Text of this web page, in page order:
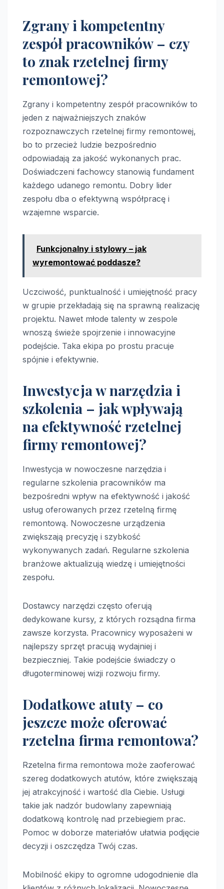
Zgrany i kompetentny
zespół pracowników – czy
to znak rzetelnej firmy
remontowej?
Zgrany i kompetentny zespół pracowników to
jeden z najważniejszych znaków
rozpoznawczych rzetelnej firmy remontowej,
bo to przecież ludzie bezpośrednio
odpowiadają za jakość wykonanych prac.
Doświadczeni fachowcy stanowią fundament
każdego udanego remontu. Dobry lider
zespołu dba o efektywną współpracę i
wzajemne wsparcie.
Funkcjonalny i stylowy – jak
wyremontować poddasze?
Uczciwość, punktualność i umiejętność pracy
w grupie przekładają się na sprawną realizację
projektu. Nawet młode talenty w zespole
wnoszą świeże spojrzenie i innowacyjne
podejście. Taka ekipa po prostu pracuje
spójnie i efektywnie.
Inwestycja w narzędzia i
szkolenia – jak wpływają
na efektywność rzetelnej
firmy remontowej?
Inwestycja w nowoczesne narzędzia i
regularne szkolenia pracowników ma
bezpośredni wpływ na efektywność i jakość
usług oferowanych przez rzetelną firmę
remontową. Nowoczesne urządzenia
zwiększają precyzję i szybkość
wykonywanych zadań. Regularne szkolenia
branżowe aktualizują wiedzę i umiejętności
zespołu.
Dostawcy narzędzi często oferują
dedykowane kursy, z których rozsądna firma
zawsze korzysta. Pracownicy wyposażeni w
najlepszy sprzęt pracują wydajniej i
bezpieczniej. Takie podejście świadczy o
długoterminowej wizji rozwoju firmy.
Dodatkowe atuty – co
jeszcze może oferować
rzetelna firma remontowa?
Rzetelna firma remontowa może zaoferować
szereg dodatkowych atutów, które zwiększają
jej atrakcyjność i wartość dla Ciebie. Usługi
takie jak nadzór budowlany zapewniają
dodatkową kontrolę nad przebiegiem prac.
Pomoc w doborze materiałów ułatwia podjęcie
decyzji i oszczędza Twój czas.
Mobilność ekipy to ogromne udogodnienie dla